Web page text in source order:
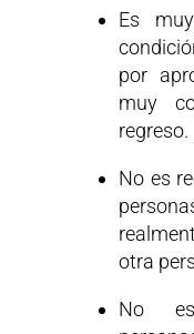
Es
por
muy
regreso.
No es
otra
No es